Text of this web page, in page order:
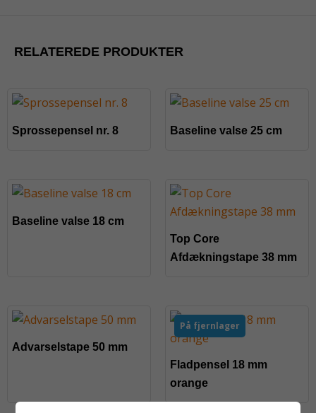
RELATEREDE PRODUKTER
Sprossepensel nr. 8 Baseline valse 25 cm
Baseline valse 18 cm
Top Core
Afdækningstape 38 mm
Advarselstape 50 mm
På fjernlager
Fladpensel 18 mm
orange